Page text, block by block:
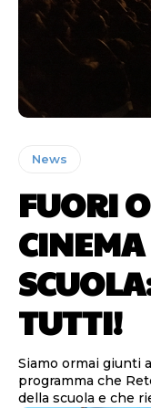
News
FUORI
TUTTI!
Siamo ormai giunti
programma che
della scuola e che